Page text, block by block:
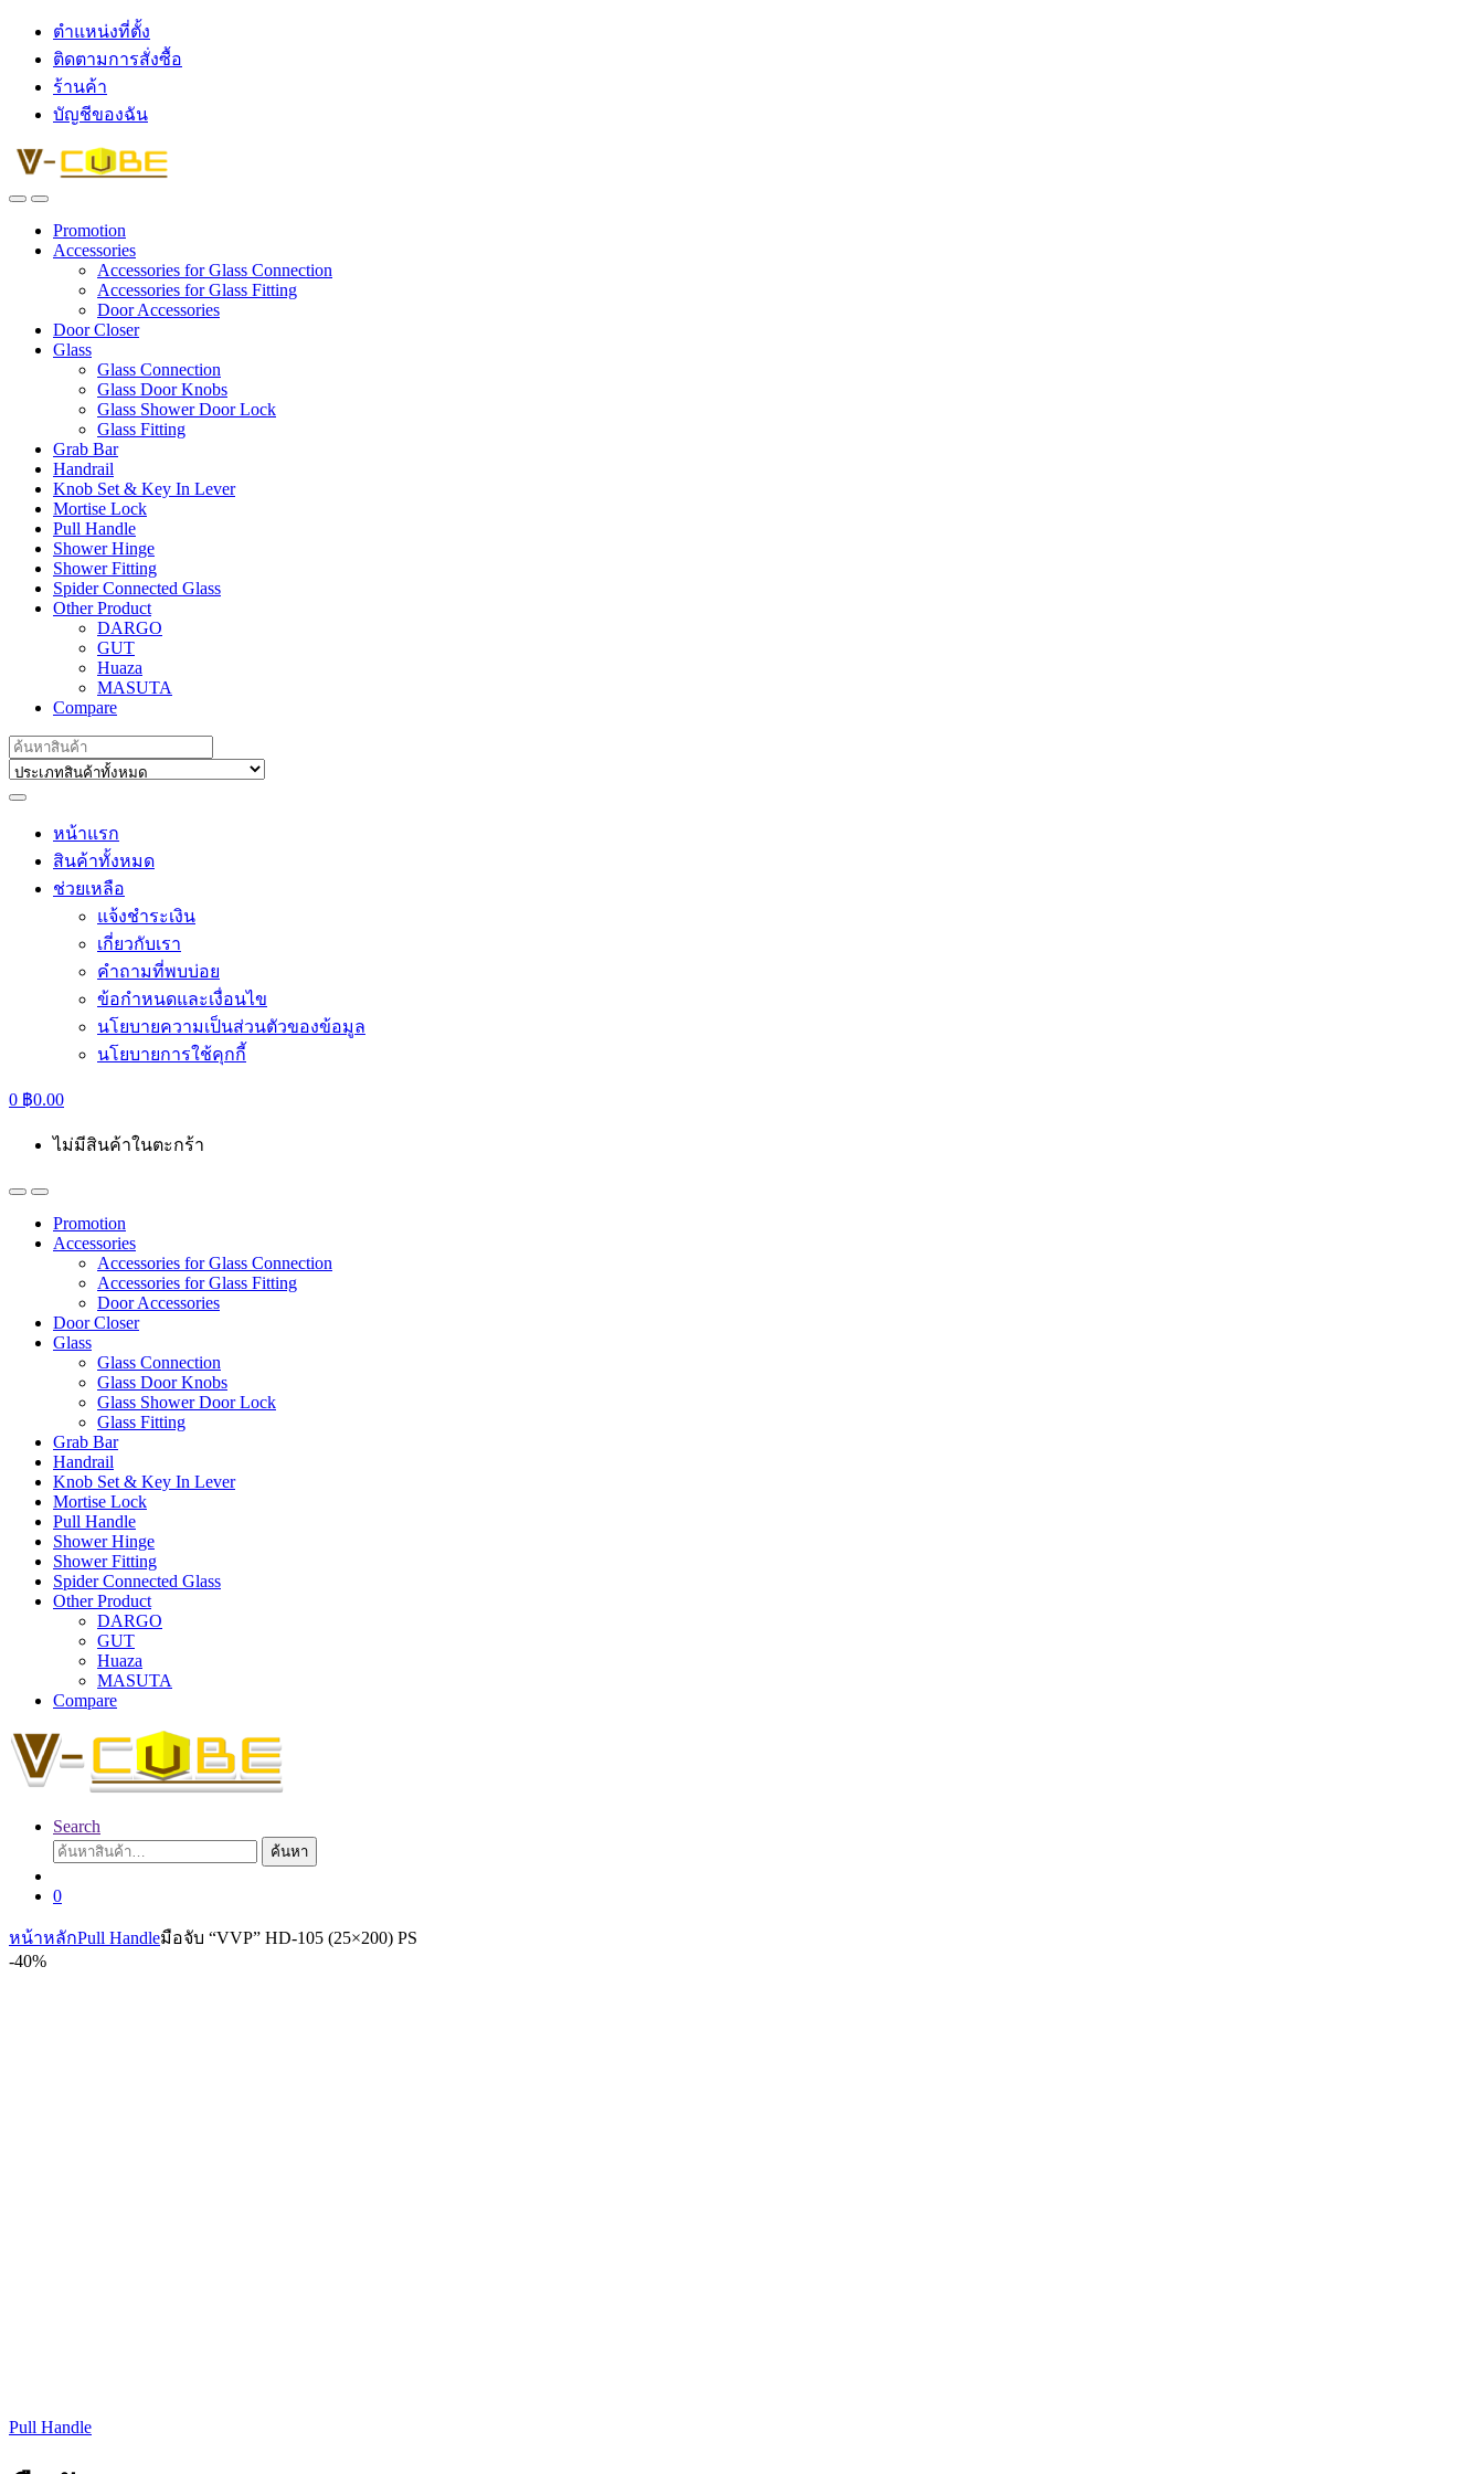
ตำแหน่งที่ตั้ง
ติดตามการสั่งซื้อ
ร้านค้า
บัญชีของฉัน
Promotion
Accessories
Accessories for Glass Connection
Accessories for Glass Fitting
Door Accessories
Door Closer
Glass
Glass Connection
Glass Door Knobs
Glass Shower Door Lock
Glass Fitting
Grab Bar
Handrail
Knob Set & Key In Lever
Mortise Lock
Pull Handle
Shower Hinge
Shower Fitting
Spider Connected Glass
Other Product
DARGO
GUT
Huaza
MASUTA
Compare
Search
for:
หน้าแรก
สินค้าทั้งหมด
ช่วยเหลือ
แจ้งชำระเงิน
เกี่ยวกับเรา
คำถามที่พบบ่อย
ข้อกำหนดและเงื่อนไข
นโยบายความเป็นส่วนตัวของข้อมูล
นโยบายการใช้คุกกี้
0 ฿0.00
ไม่มีสินค้าในตะกร้า
Promotion
Accessories
Accessories for Glass Connection
Accessories for Glass Fitting
Door Accessories
Door Closer
Glass
Glass Connection
Glass Door Knobs
Glass Shower Door Lock
Glass Fitting
Grab Bar
Handrail
Knob Set & Key In Lever
Mortise Lock
Pull Handle
Shower Hinge
Shower Fitting
Spider Connected Glass
Other Product
DARGO
GUT
Huaza
MASUTA
Compare
Search
ค้นหา:
ค้นหา
0
หน้าหลักPull Handleมือจับ “VVP” HD-105 (25×200) PS
-40%
Pull Handle